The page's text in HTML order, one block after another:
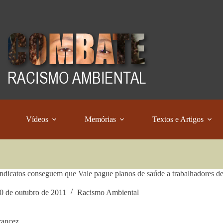
Vídeos Memórias Textos e Artigos
conseguem que Vale pague planos de saúde a trabalhadores
de outubro de 2011 Racismo Ambiental